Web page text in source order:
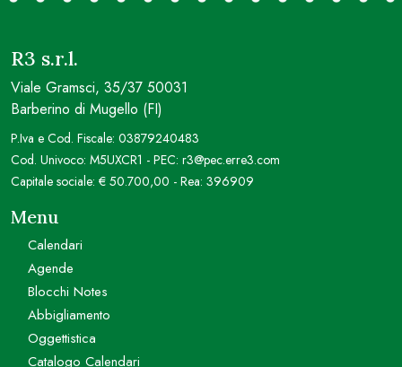
R3 s.r.l.
Viale Gramsci, 35/37 50031
Barberino di Mugello (FI)
P.Iva e Cod. Fiscale: 03879240483
Cod. Univoco: M5UXCR1 - PEC: r3@pec.erre3.com
Capitale sociale: € 50.700,00 - Rea: 396909
Menu
Calendari
Agende
Blocchi Notes
Abbigliamento
Oggettistica
Catalogo Calendari